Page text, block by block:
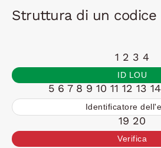
Struttura di un codice
1 2 3 4
ID LOU
5 6 7 8 9 10 11 12 13
Identificatore
19 20
Verifica